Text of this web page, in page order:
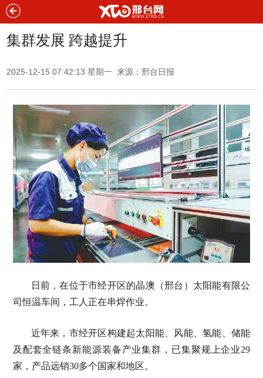
集群发展 跨越提升
2025-12-15 07:42:13 星期一 来源：邢台日报
日前，在位于市经开区的晶澳（邢台）太阳能有限公
司恒温车间，工人正在串焊作业。
近年来，市经开区构建起太阳能、风能、氢能、储能
及配套全链条新能源装备产业集群，已集聚规上企业29
家，产品远销30多个国家和地区。